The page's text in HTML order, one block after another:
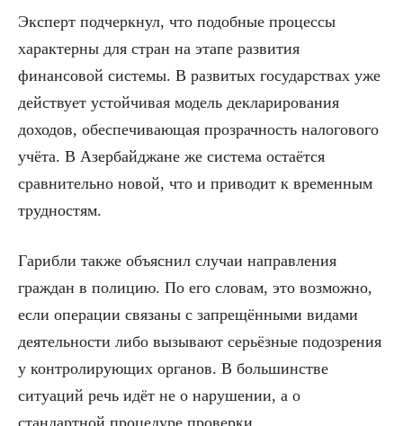
Эксперт подчеркнул, что подобные процессы
характерны для стран на этапе развития
финансовой системы. В развитых государствах уже
действует устойчивая модель декларирования
доходов, обеспечивающая прозрачность налогового
учёта. В Азербайджане же система остаётся
сравнительно новой, что и приводит к временным
трудностям.
Гарибли также объяснил случаи направления
граждан в полицию. По его словам, это возможно,
если операции связаны с запрещёнными видами
деятельности либо вызывают серьёзные подозрения
у контролирующих органов. В большинстве
ситуаций речь идёт не о нарушении, а о